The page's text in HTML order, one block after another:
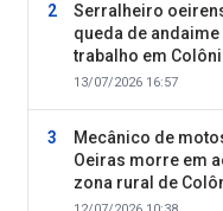
Serralheiro
queda de
trabalho em
13/07/2026 16:57
Mecânico de
Oeiras morre em
zona rural de